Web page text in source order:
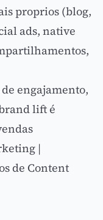
proprios (blog,
ads, native
engajamento,
lift é
|
de Content